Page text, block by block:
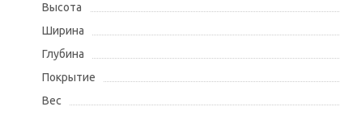
Высота
Ширина
Глубина
Покрытие
Вес